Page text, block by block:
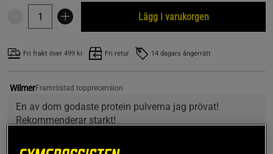
Lägg i varukorgen
Fri frakt över 499 kr Fri retur 14 dagars ångerrätt
WilmerFramröstad topprecension
En av dom godaste protein pulverna jag prövat!
Rekommenderar starkt!